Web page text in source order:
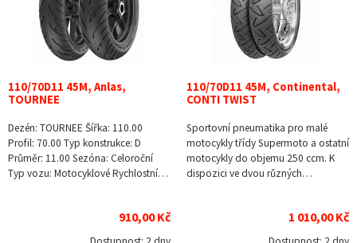
110/70D11 45M, Anlas,
TOURNEE
Dezén: TOURNEE Šířka: 110.00
Profil: 70.00 Typ konstrukce: D
Průměr: 11.00 Sezóna: Celoroční
Typ vozu: Motocyklové Rychlostní…
910,00 Kč
110/70D11 45M, Continental,
CONTI TWIST
Sportovní pneumatika pro malé
motocykly třídy Supermoto a ostatní
motocykly do objemu 250 ccm. K
dispozici ve dvou různých…
1 010,00 Kč